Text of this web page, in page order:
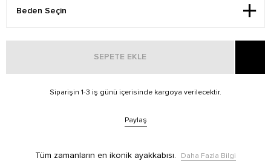
SEPETE EKLE
Siparişin 1-3 iş günü içerisinde kargoya verilecektir.
Paylaş
Tüm zamanların en ikonik ayakkabısı. Daha Fazla Bilgi